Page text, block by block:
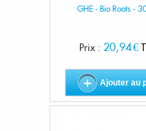
GHE - Bio Roots -
Prix : 20,94 €
Ajouter au